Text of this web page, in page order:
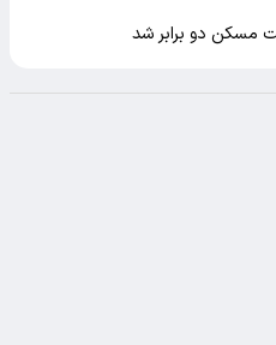
مسکن دو برابر شد